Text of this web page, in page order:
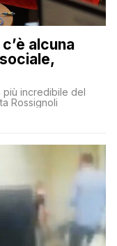
alcuna
più incredibile del
Rossignoli